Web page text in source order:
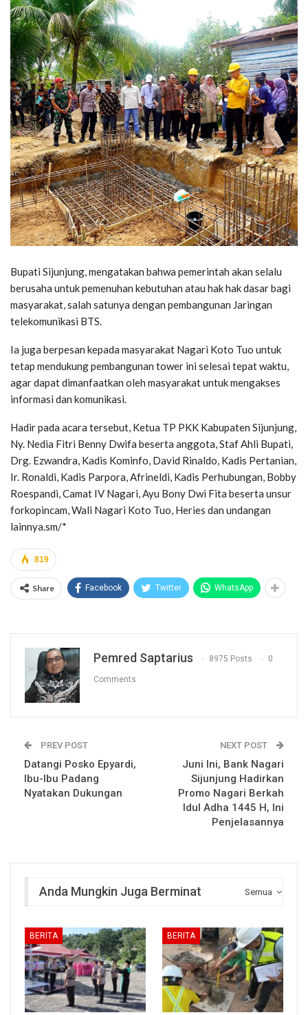
Bupati Sijunjung, mengatakan bahwa pemerintah akan selalu
berusaha untuk pemenuhan kebutuhan atau hak hak dasar bagi
masyarakat, salah satunya dengan pembangunan Jaringan
telekomunikasi BTS.
Ia juga berpesan kepada masyarakat Nagari Koto Tuo untuk
tetap mendukung pembangunan tower ini selesai tepat waktu,
agar dapat dimanfaatkan oleh masyarakat untuk mengakses
informasi dan komunikasi.
Hadir pada acara tersebut, Ketua TP PKK Kabupaten Sijunjung,
Ny. Nedia Fitri Benny Dwifa beserta anggota, Staf Ahli Bupati,
Drg. Ezwandra, Kadis Kominfo, David Rinaldo, Kadis Pertanian,
Ir. Ronaldi, Kadis Parpora, Afrineldi, Kadis Perhubungan, Bobby
Roespandi, Camat IV Nagari, Ayu Bony Dwi Fita beserta unsur
forkopincam, Wali Nagari Koto Tuo, Heries dan undangan
lainnya.sm/*
819
Share Facebook Twitter WhatsApp
Pemred Saptarius 8975 Posts 0
Comments
PREV POST
Datangi Posko Epyardi,
Ibu-Ibu Padang
Nyatakan Dukungan
NEXT POST
Juni Ini, Bank Nagari
Sijunjung Hadirkan
Promo Nagari Berkah
Idul Adha 1445 H, Ini
Penjelasannya
Semua
Anda Mungkin Juga Berminat
BERITA BERITA